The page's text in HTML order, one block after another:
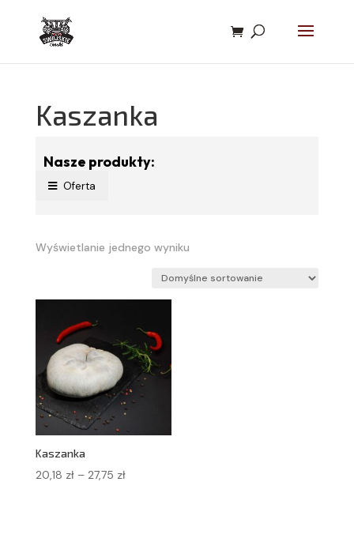
Kaszanka
Nasze produkty:
Oferta
Wyświetlanie jednego wyniku
Kaszanka
20,18 zł – 27,75 złZakres